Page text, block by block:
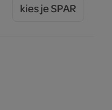
kies je SPAR